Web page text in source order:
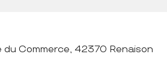
du Commerce, 42370 Renaison